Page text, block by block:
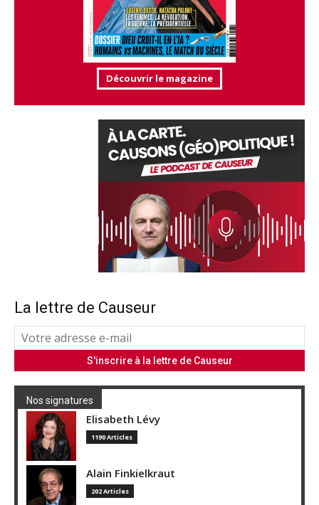
Découvrir le magazine
La lettre de Causeur
Nos signatures
Elisabeth Lévy
1190 Articles
Alain Finkielkraut
202 Articles